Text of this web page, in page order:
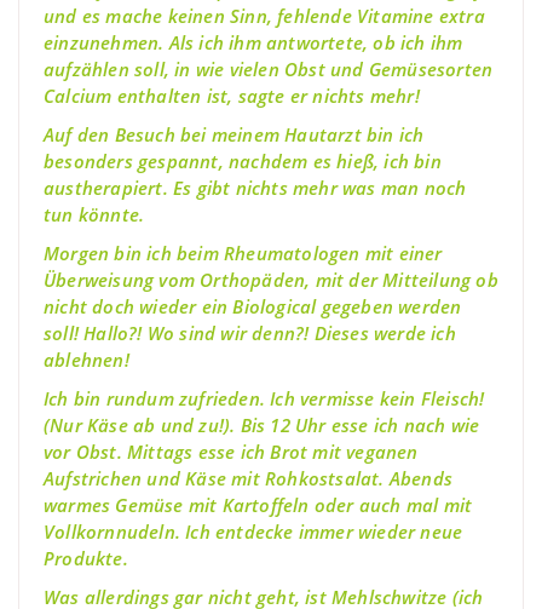
und es mache keinen Sinn, fehlende Vitamine extra
einzunehmen. Als ich ihm antwortete, ob ich ihm
aufzählen soll, in wie vielen Obst und Gemüsesorten
Calcium enthalten ist, sagte er nichts mehr!
Auf den Besuch bei meinem Hautarzt bin ich
besonders gespannt, nachdem es hieß, ich bin
austherapiert. Es gibt nichts mehr was man noch
tun könnte.
Morgen bin ich beim Rheumatologen mit einer
Überweisung vom Orthopäden, mit der Mitteilung ob
nicht doch wieder ein Biological gegeben werden
soll! Hallo?! Wo sind wir denn?! Dieses werde ich
ablehnen!
Ich bin rundum zufrieden. Ich vermisse kein Fleisch!
(Nur Käse ab und zu!). Bis 12 Uhr esse ich nach wie
vor Obst. Mittags esse ich Brot mit veganen
Aufstrichen und Käse mit Rohkostsalat. Abends
warmes Gemüse mit Kartoffeln oder auch mal mit
Vollkornnudeln. Ich entdecke immer wieder neue
Produkte.
Was allerdings gar nicht geht, ist Mehlschwitze (ich